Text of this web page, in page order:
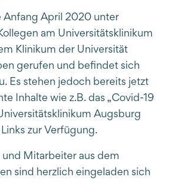
Anfang April 2020 unter
am Universitätsklinikum
Klinikum der Universität
gerufen und befindet sich
Es stehen jedoch bereits jetzt
Inhalte wie z.B. das „Covid-19
Augsburg
zur Verfügung.
Mitarbeiter aus dem
sind herzlich eingeladen sich